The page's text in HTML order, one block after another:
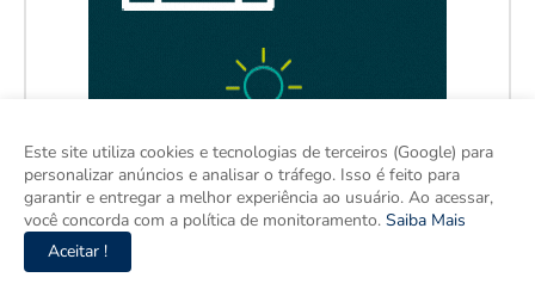
Este site utiliza cookies e tecnologias de terceiros (Google) para
personalizar anúncios e analisar o tráfego. Isso é feito para
garantir e entregar a melhor experiência ao usuário. Ao acessar,
você concorda com a política de monitoramento. Saiba Mais
Aceitar !